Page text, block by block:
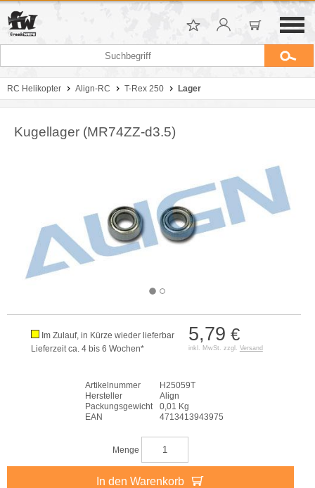
RC Helikopter Align-RC T-Rex 250 Lager
Kugellager (MR74ZZ-d3.5)
5,79 €
inkl. MwSt. zzgl. Versand
Im Zulauf, in Kürze wieder lieferbar
Lieferzeit ca. 4 bis 6 Wochen*
Artikelnummer
H25059T
Hersteller
Align
Packungsgewicht
0,01 Kg
EAN
4713413943975
Menge
In den Warenkorb